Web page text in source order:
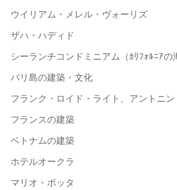
ウイリアム・メレル・ヴォーリズ
ザハ・ハディド
シーランチコンドミニアム（ｶﾘﾌｫﾙﾆｱの
バリ島の建築・文化
フランク・ロイド・ライト、アントニ
フランスの建築
ベトナムの建築
ホテルオークラ
マリオ・ボッタ